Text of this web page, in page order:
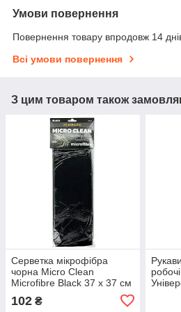
Умови повернення
Повернення товару впродовж 14
Всі умови повернення
З цим товаром також
Серветка мікрофібра
чорна Micro Clean
Microfibre Black 37 x 37 см
102 ₴